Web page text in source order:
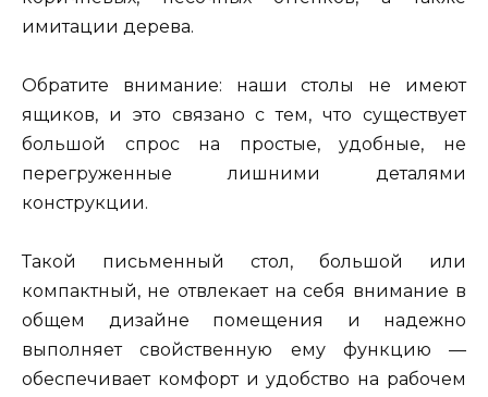
имитации дерева.
Обратите внимание: наши столы не имеют
ящиков, и это связано с тем, что существует
большой спрос на простые, удобные, не
перегруженные лишними деталями
конструкции.
Такой письменный стол, большой или
компактный, не отвлекает на себя внимание в
общем дизайне помещения и надежно
выполняет свойственную ему функцию —
обеспечивает комфорт и удобство на рабочем